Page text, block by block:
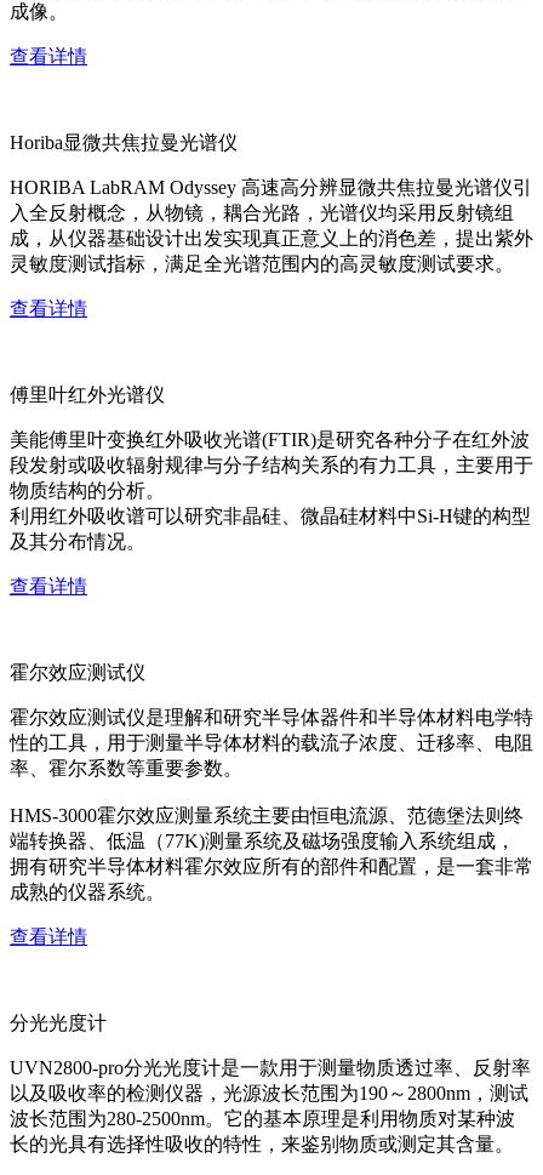
成像。
查看详情
Horiba显微共焦拉曼光谱仪
HORIBA LabRAM Odyssey 高速高分辨显微共焦拉曼光谱仪引
入全反射概念，从物镜，耦合光路，光谱仪均采用反射镜组
成，从仪器基础设计出发实现真正意义上的消色差，提出紫外
灵敏度测试指标，满足全光谱范围内的高灵敏度测试要求。
查看详情
傅里叶红外光谱仪
美能傅里叶变换红外吸收光谱(FTIR)是研究各种分子在红外波
段发射或吸收辐射规律与分子结构关系的有力工具，主要用于
物质结构的分析。
利用红外吸收谱可以研究非晶硅、微晶硅材料中Si-H键的构型
及其分布情况。
查看详情
霍尔效应测试仪
霍尔效应测试仪是理解和研究半导体器件和半导体材料电学特
性的工具，用于测量半导体材料的载流子浓度、迁移率、电阻
率、霍尔系数等重要参数。
HMS-3000霍尔效应测量系统主要由恒电流源、范德堡法则终
端转换器、低温（77K)测量系统及磁场强度输入系统组成，
拥有研究半导体材料霍尔效应所有的部件和配置，是一套非常
成熟的仪器系统。
查看详情
分光光度计
UVN2800-pro分光光度计是一款用于测量物质透过率、反射率
以及吸收率的检测仪器，光源波长范围为190～2800nm，测试
波长范围为280-2500nm。它的基本原理是利用物质对某种波
长的光具有选择性吸收的特性，来鉴别物质或测定其含量。